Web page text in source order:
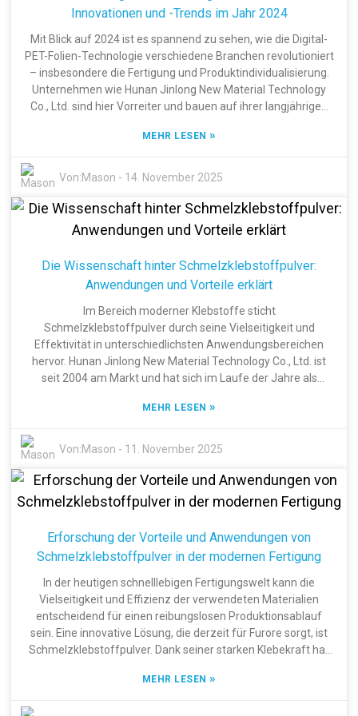
einsetzen.
Rodriguez, eine anerkannte Expertin für Klebstofftechnologie
bei Adhesive Solutions Inc., betont: „Schmelzklebstoffe in
Pulverform bieten unübertroffene Klebkraft und ermöglichen
gleichzeitig einen saubereren und einfacheren
Auftragsprozess – sie setzen neue Maßstäbe für
Produktionseffizienz.“ Ehrlich gesagt, spiegeln ihre Worte
Verpackungs- und Textilindustrie revolutionieren. Angesichts
effizienteren Lösungen könnte der Einsatz von
Schmelzklebstoffen in Pulverform ein entscheidender
Wettbewerbsvorteil sein und Ihnen einen Vorsprung vor Ihren
Mitbewerbern sichern. In diesem Leitfaden zeige ich Ihnen die
verschiedenen Anwendungsbereiche und Vorteile dieser
optimal nutzen können.
Innovationen und -Trends im Jahr 2024
Mit Blick auf 2024 ist es spannend zu sehen, wie die Digital-
PET-Folien-Technologie verschiedene Branchen revolutioniert
– insbesondere die Fertigung und Produktindividualisierung.
Unternehmen wie Hunan Jinlong New Material Technology
Co., Ltd. sind hier Vorreiter und bauen auf ihrer langjährigen
Wärmeübertragungsmaterialien, PET-Folien, DTF-Folien und
Folien-Technologie eröffnet unzählige kreative Möglichkeiten
und kann Prozesse effizienter gestalten – beispielsweise in
der Modebranche, bei Werbeartikeln und darüber hinaus.
Indem wir die neuesten Trends und Innovationen im Auge
behalten, können wir besser verstehen, wie die Digitalisierung
und diese fortschrittlichen Folientechnologien Design und
Produktion grundlegend verändern und die Standards für
Qualität und Vielseitigkeit deutlich anheben werden.
MEHR LESEN »
Von:Mason - 14. November 2025
Die Wissenschaft hinter Schmelzklebstoffpulver:
Anwendungen und Vorteile erklärt
Im Bereich moderner Klebstoffe sticht
Schmelzklebstoffpulver durch seine Vielseitigkeit und
Effektivität in unterschiedlichsten Anwendungsbereichen
hervor. Hunan Jinlong New Material Technology Co., Ltd. ist
seit 2004 am Markt und hat sich im Laufe der Jahre als
Materialien wie Schmelzklebstoffpulver, PET-Folie und DTF-
Provinz Hunan ist das Unternehmen nah am Markt und kann
Innovationen vorantreiben, um mit den Veränderungen der
Branche Schritt zu halten. In diesem Artikel beleuchte ich die
wissenschaftlichen Grundlagen von Schmelzklebstoffpulver
genauer – seine Funktionsweise, die vielfältigen
Einsatzmöglichkeiten und die Vorteile für Branchen wie die
Textil- und Verpackungsindustrie. Ein gutes Verständnis
seiner Wirkungsweise und Vorteile kann Unternehmen helfen,
ihre Produktionsprozesse zu optimieren und insgesamt
bessere Ergebnisse zu erzielen.
MEHR LESEN »
Von:Mason - 11. November 2025
Erforschung der Vorteile und Anwendungen von
Schmelzklebstoffpulver in der modernen Fertigung
In der heutigen schnelllebigen Fertigungswelt kann die
Vielseitigkeit und Effizienz der verwendeten Materialien
entscheidend für einen reibungslosen Produktionsablauf
sein. Eine innovative Lösung, die derzeit für Furore sorgt, ist
Schmelzklebstoffpulver. Dank seiner starken Klebekraft hat
erwiesen. Es verbindet Materialien nicht nur zuverlässig,
MEHR LESEN »